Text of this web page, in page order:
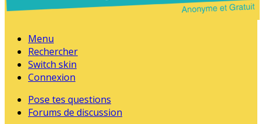
Menu
Rechercher
Switch skin
Connexion
Pose tes questions
Forums de discussion